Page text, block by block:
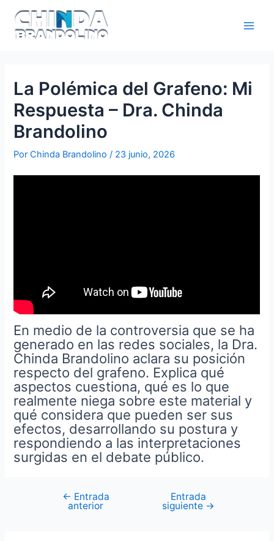
La Polémica del Grafeno: Mi
Respuesta – Dra. Chinda
Brandolino
PorChinda Brandolino/ 23 junio, 2026
En medio de la controversia que se ha
generado en las redes sociales, la Dra.
Chinda Brandolino aclara su posición
respecto del grafeno. Explica qué
aspectos cuestiona, qué es lo que
realmente niega sobre este material y
qué considera que pueden ser sus
efectos, desarrollando su postura y
respondiendo a las interpretaciones
surgidas en el debate público.
← Entrada
anterior
Entrada
siguiente →